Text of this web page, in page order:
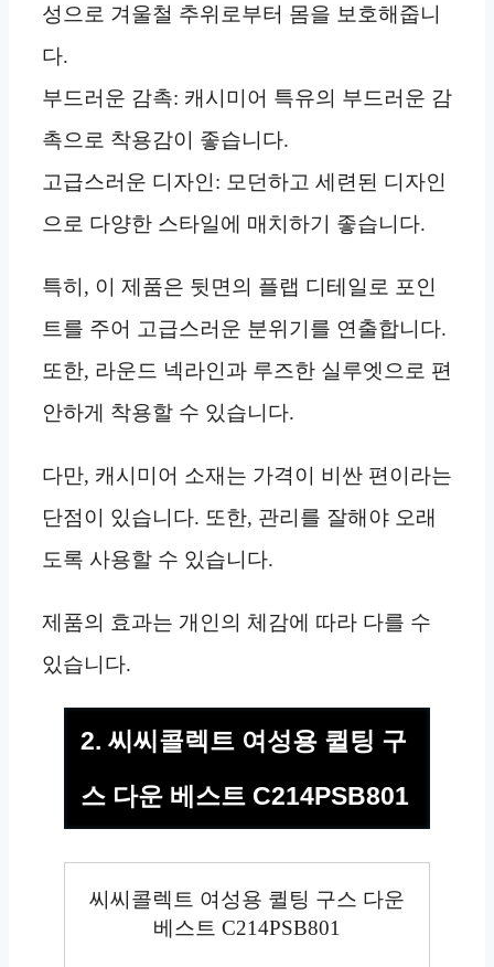
성으로 겨울철 추위로부터 몸을 보호해줍니
다.
부드러운 감촉: 캐시미어 특유의 부드러운 감
촉으로 착용감이 좋습니다.
고급스러운 디자인: 모던하고 세련된 디자인
으로 다양한 스타일에 매치하기 좋습니다.
특히, 이 제품은 뒷면의 플랩 디테일로 포인
트를 주어 고급스러운 분위기를 연출합니다.
또한, 라운드 넥라인과 루즈한 실루엣으로 편
안하게 착용할 수 있습니다.
다만, 캐시미어 소재는 가격이 비싼 편이라는
단점이 있습니다. 또한, 관리를 잘해야 오래
도록 사용할 수 있습니다.
제품의 효과는 개인의 체감에 따라 다를 수
있습니다.
2. 씨씨콜렉트 여성용 퀼팅 구
스 다운 베스트 C214PSB801
씨씨콜렉트 여성용 퀼팅 구스 다운
베스트 C214PSB801